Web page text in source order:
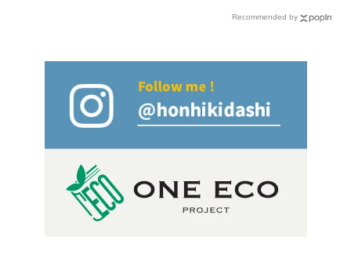
Recommended by